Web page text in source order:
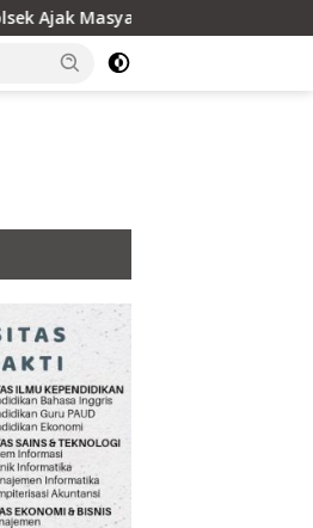
Bersama Jaga Kamtibmas